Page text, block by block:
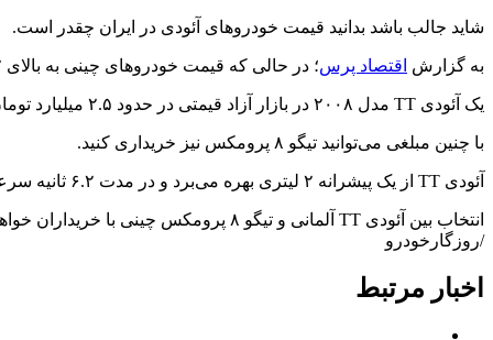
شاید جالب باشد بدانید قیمت خودروهای آئودی در ایران چقدر است.
به گزارش اقتصاد پرس؛ در حالی که قیمت خودروهای چینی به بالای ۲ میلیارد تومان رسیده می‌توانید با همین مبلغ خودروی آلمانی سوار شوید.
یک آئودی TT مدل ۲۰۰۸ در بازار آزاد قیمتی در حدود ۲.۵ میلیارد تومان دارد.
با چنین مبلغی می‌توانید تیگو ۸ پرومکس نیز خریداری کنید.
آئودی TT از یک پیشرانه ۲ لیتری بهره می‌برد و در مدت ۶.۲ ثانیه سرعتش به ۱۰۰ کیلومتر بر ساعت می‌رسد.
انتخاب بین آئودی TT آلمانی و تیگو ۸ پرومکس چینی با خریداران خواهد بود.
/روزگارخودرو
اخبار مرتبط